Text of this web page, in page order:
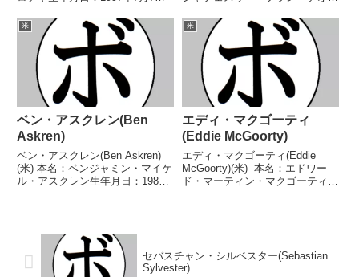
敗1分 【獲得タイトル】WBC米
大陸ウェルター級王座NABO北米
ウェルター級王座NABO北米ウ...
1999年11月29日国籍：米戦績：
15戦13勝(5KO)2敗 【獲得タイト
ル】なし 【戦歴】2020/...
米
ベン・アスクレン(Ben
Askren)
ベン・アスクレン(Ben Askren)
(米) 本名：ベンジャミン・マイケ
ル・アスクレン生年月日：1984
イク・ポール(米) 【補足情...
米
エディ・マクゴーティ
(Eddie McGoorty)
エディ・マクゴーティ(Eddie
McGoorty)(米) 本名：エドワー
ド・マーティン・マクゴーティ生
セバスチャン・シルベスター(Sebastian
Sylvester)